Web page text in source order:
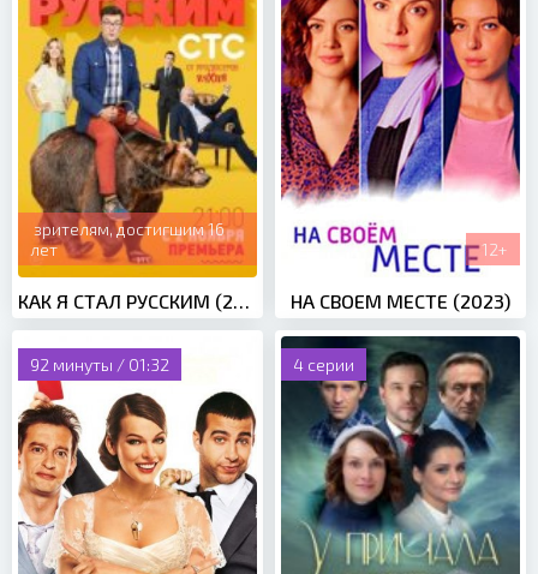
зрителям, достигшим 16
лет
КАК Я СТАЛ РУССКИМ (2015)
12+
НА СВОЕМ МЕСТЕ (2023)
92 минуты / 01:32 4 серии